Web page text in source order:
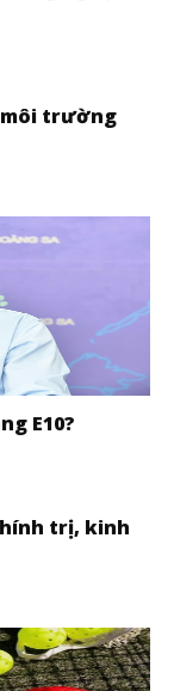
môi trường
E10?
trị, kinh